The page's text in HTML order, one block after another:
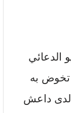
الدعائي
تخوض به
لدى داعش